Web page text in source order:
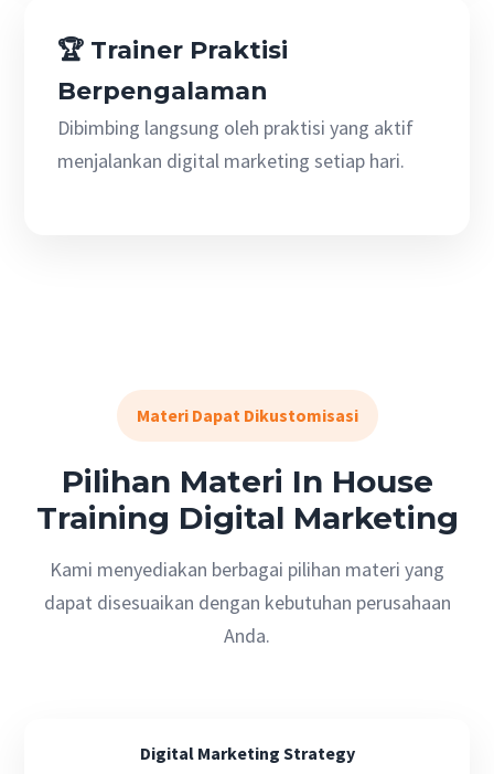
🏆 Trainer Praktisi
Berpengalaman
Dibimbing langsung oleh praktisi yang aktif
menjalankan digital marketing setiap hari.
Materi Dapat Dikustomisasi
Pilihan Materi In House
Training Digital Marketing
Kami menyediakan berbagai pilihan materi yang
dapat disesuaikan dengan kebutuhan perusahaan
Anda.
Digital Marketing Strategy